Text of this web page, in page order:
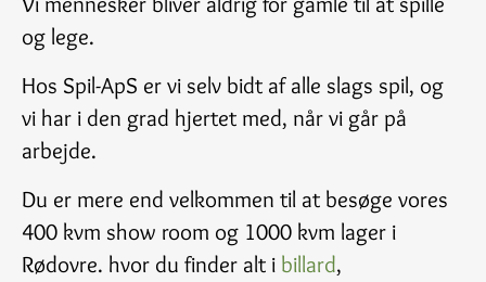
og lege.
Hos Spil-ApS er vi selv bidt af alle slags spil, og
vi har i den grad hjertet med, når vi går på
arbejde.
Du er mere end velkommen til at besøge vores
400 kvm show room og 1000 kvm lager i
Rødovre. hvor du finder alt i billard,